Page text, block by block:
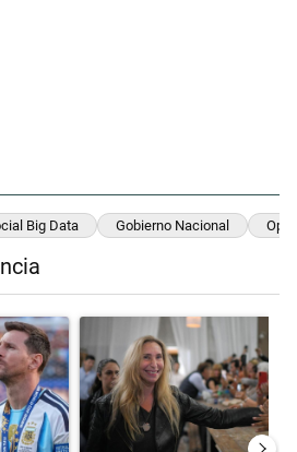
Big Data Gobierno Nacional
con el título "Milei despidió a Jorge Messi
Un artículo de tendencia con el